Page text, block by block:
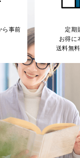
ら事前
定期
お得に
送料無